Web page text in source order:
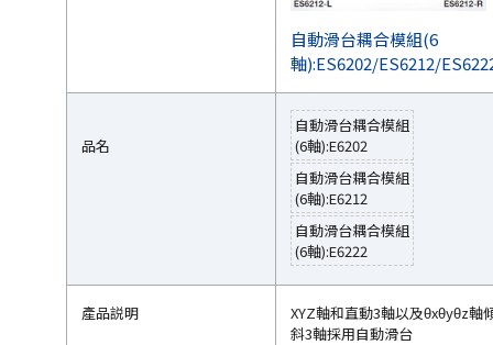
自動滑台耦合模組(6
軸):ES6202/ES6212/
品名
自動滑台耦合模組
(6軸):E6202
自動滑台耦合模組
(6軸):E6212
自動滑台耦合模組
(6軸):E6222
產品説明
XYZ軸和直動3軸以及θxθyθz軸
斜3軸採用自動滑台